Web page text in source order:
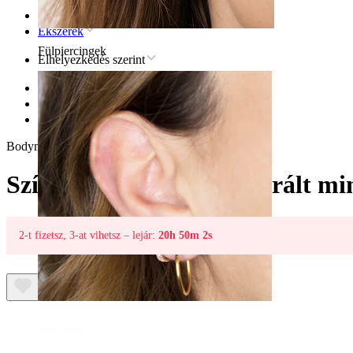
Fülpiercingek
Kezdőlap
Ékszerek
Elhelyezkedés szerint
Ajak
Titán ajakpiercingékszerek
Szívformájú labret textúrált mintával
Bodymod Trend
Szívformájú labret textúrált
2-t fizetsz, 3-at vihetsz – lejár: 20h 50m 2s